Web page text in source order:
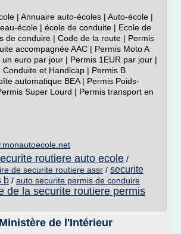
| Annuaire auto-écoles | Auto-école |
école | école de conduite | Ecole de
de conduire | Code de la route | Permis
accompagnée AAC | Permis Moto A
un euro par jour | Permis 1EUR par jour |
Conduite et Handicap | Permis B
automatique BEA | Permis Poids-
Super Lourd | Permis transport en
routiere auto ecole /
de securite routiere assr / securite
b / auto securite permis de conduire
de la securite routiere permis
de l'Intérieur